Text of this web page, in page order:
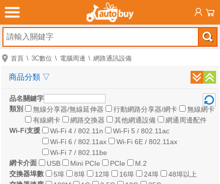
首頁 3C數位 電腦周邊 網路通訊設備
品名關鍵字
類別
無線分享器/無線延伸器 行動網路分享器/網卡
無線網卡
有線網卡
網路交換器 其他網通設備
網通周邊配件
Wi-Fi支援
Wi-Fi 4 / 802.11n
Wi-Fi 5 / 802.11ac
Wi-Fi 6 / 802.11ax
Wi-Fi 6E / 802.11ax
Wi-Fi 7 / 802.11be
網卡介面
USB Mini PCIe PCIe
M.2
交換器埠數
5埠 8埠 12埠 16埠 24埠
48埠以上
商品分類 ▽